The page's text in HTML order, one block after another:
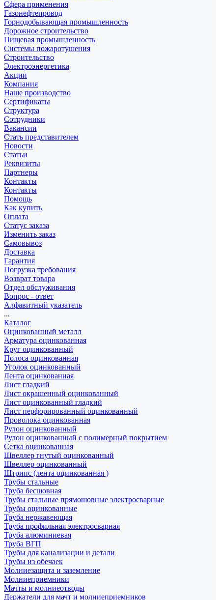
Сфера применения
Газонефтепровод
Горнодобывающая промышленность
Дорожное строительство
Пищевая промышленность
Системы пожаротушения
Строительство
Электроэнергетика
Акции
Компания
Наше производство
Сертификаты
Структура
Сотрудники
Вакансии
Стать представителем
Новости
Статьи
Реквизиты
Партнеры
Контакты
Контакты
Помощь
Как купить
Оплата
Статус заказа
Изменить заказ
Самовывоз
Доставка
Гарантия
Погрузка требования
Возврат товара
Отдел обслуживания
Вопрос - ответ
Алфавитный указатель
...
Каталог
Оцинкованный металл
Арматура оцинкованная
Круг оцинкованный
Полоса оцинкованная
Уголок оцинкованный
Лента оцинкованная
Лист гладкий
Лист окрашенный оцинкованный
Лист оцинкованный гладкий
Лист перфорированный оцинкованный
Проволока оцинкованная
Рулон оцинкованный
Рулон оцинкованный с полимерный покрытием
Сетка оцинкованная
Швеллер гнутый оцинкованный
Швеллер оцинкованный
Штрипс (лента оцинкованная )
Трубы стальные
Труба бесшовная
Трубы стальные прямошовные электросварные
Трубы оцинкованные
Труба нержавеющая
Труба профильная электросварная
Труба алюминиевая
Труба ВГП
Трубы для канализации и детали
Трубы из обечаек
Молниезащита и заземление
Молниеприемники
Мачты и молниеотводы
Держатели для мачт и молниеприемников